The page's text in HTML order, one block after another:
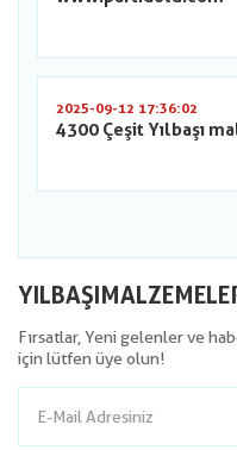
2025-09-12 17:36:02
4300 Çeşit Yılbaşı
Fırsatlar, Yeni gelenler ve
için lütfen üye olun!